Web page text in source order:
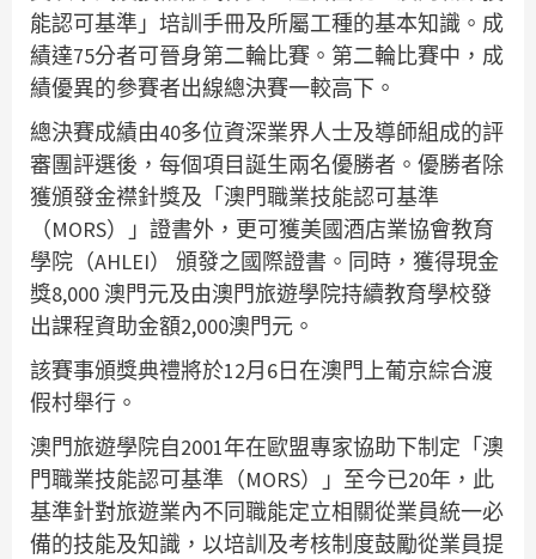
能認可基準」培訓手冊及所屬工種的基本知識。成
績達75分者可晉身第二輪比賽。第二輪比賽中，成
績優異的參賽者出線總決賽一較高下。
總決賽成績由40多位資深業界人士及導師組成的評
審團評選後，每個項目誕生兩名優勝者。優勝者除
獲頒發金襟針獎及「澳門職業技能認可基準
（MORS）」證書外，更可獲美國酒店業協會教育
學院（AHLEI） 頒發之國際證書。同時，獲得現金
獎8,000 澳門元及由澳門旅遊學院持續教育學校發
出課程資助金額2,000澳門元。
該賽事頒獎典禮將於12月6日在澳門上葡京綜合渡
假村舉行。
澳門旅遊學院自2001年在歐盟專家協助下制定「澳
門職業技能認可基準（MORS）」至今已20年，此
基準針對旅遊業內不同職能定立相關從業員統一必
備的技能及知識，以培訓及考核制度鼓勵從業員提